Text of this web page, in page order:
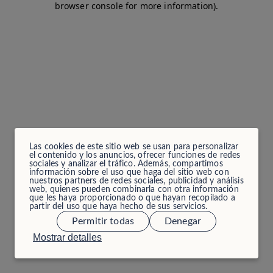
Las cookies de este sitio web se usan para personalizar
el contenido y los anuncios, ofrecer funciones de redes
sociales y analizar el tráfico. Además, compartimos
información sobre el uso que haga del sitio web con
nuestros partners de redes sociales, publicidad y análisis
web, quienes pueden combinarla con otra información
que les haya proporcionado o que hayan recopilado a
partir del uso que haya hecho de sus servicios.
Mostrar detalles
Permitir todas Denegar
browser console for more information).